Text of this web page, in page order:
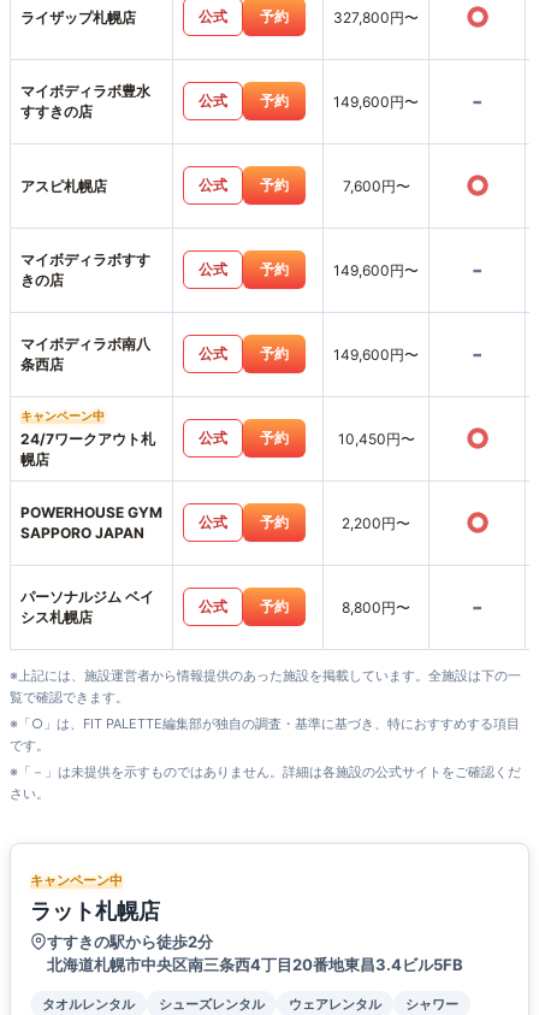
ライザップ札幌店 公式 予約 327,800円〜 ○
マイボディラボ豊水
すすきの店
公式 予約 149,600円〜 -
アスピ札幌店 公式 予約 7,600円〜 ○
マイボディラボすす
きの店
公式 予約 149,600円〜 -
マイボディラボ南八
条西店
公式 予約 149,600円〜 -
キャンペーン中
24/7ワークアウト札
幌店
公式 予約 10,450円〜 ○
POWERHOUSE GYM
SAPPORO JAPAN
公式 予約 2,200円〜 ○
パーソナルジム ベイ
シス札幌店
公式 予約 8,800円〜 -
※上記には、施設運営者から情報提供のあった施設を掲載しています。全施設は下の一
覧で確認できます。
※「○」は、FIT PALETTE編集部が独自の調査・基準に基づき、特におすすめする項目
です。
※「－」は未提供を示すものではありません。詳細は各施設の公式サイトをご確認くだ
さい。
キャンペーン中
ラット札幌店
すすきの駅から徒歩2分
北海道札幌市中央区南三条西4丁目20番地東昌3.4ビル5FB
タオルレンタル シューズレンタル ウェアレンタル
シャワー